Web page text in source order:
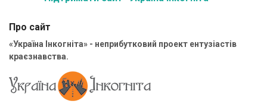
Про сайт
«Україна Інкогніта» - неприбутковий проект ентузіастів
краєзнавства.